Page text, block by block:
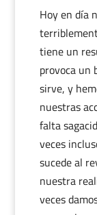
Hoy en día
tiene un
provoca un
sirve, y
nuestras
falta
veces
sucede al
nuestra
veces